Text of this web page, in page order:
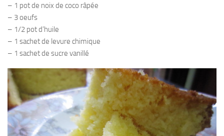
– 1 pot de noix de coco râpée
– 3 oeufs
– 1/2 pot d’huile
– 1 sachet de levure chimique
– 1 sachet de sucre vanillé